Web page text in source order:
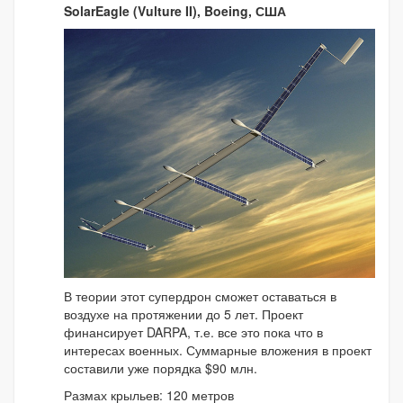
SolarEagle (Vulture II), Boeing, США
В теории этот супердрон сможет оставаться в
воздухе на протяжении до 5 лет. Проект
финансирует DARPA, т.е. все это пока что в
интересах военных. Суммарные вложения в проект
составили уже порядка $90 млн.
Размах крыльев: 120 метров